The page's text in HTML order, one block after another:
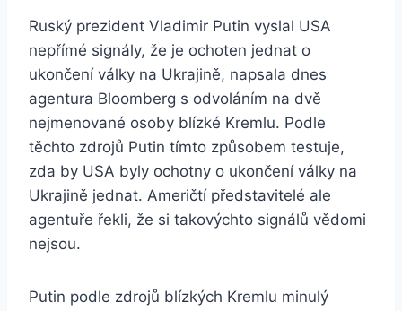
Ruský prezident Vladimir Putin vyslal USA
nepřímé signály, že je ochoten jednat o
ukončení války na Ukrajině, napsala dnes
agentura Bloomberg s odvoláním na dvě
nejmenované osoby blízké Kremlu. Podle
těchto zdrojů Putin tímto způsobem testuje,
zda by USA byly ochotny o ukončení války na
Ukrajině jednat. Američtí představitelé ale
agentuře řekli, že si takovýchto signálů vědomi
nejsou.
Putin podle zdrojů blízkých Kremlu minulý